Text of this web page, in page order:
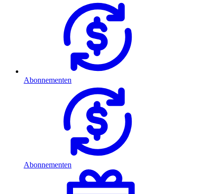
Abonnementen
Abonnementen